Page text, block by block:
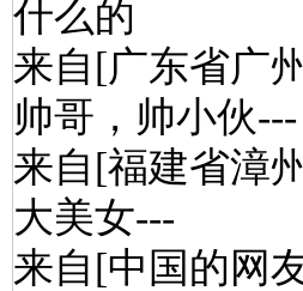
什么的
来自[广东省广
帅哥，帅小伙---
来自[福建省漳
大美女---
来自[中国的网